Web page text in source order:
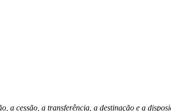
a cessão, a transferência, a destinação e a